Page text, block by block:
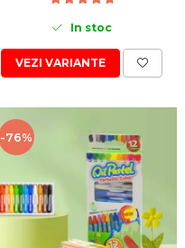
In stoc
VEZI VARIANTE
-76%